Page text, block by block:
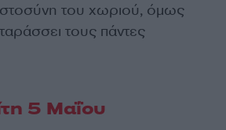
του χωριού, όμως
τους πάντες
5 Μαΐου